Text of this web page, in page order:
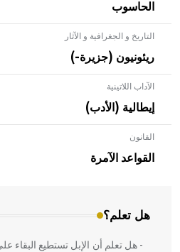
الحاسوب
التاريخ و الجغرافية و الآثار
ريئونيون (جزيرة-)
الآداب اللاتينية
إيطالية (الأدب)
القانون
القواعد الآمرة
هل تعلم؟
- هل تعلم أن الأبلق نوع من
بالعمارة الإسلامية في بلاد
المعمار على بناء مداميكه وخاصة
- هل تعلم أن الإبل تستطيع البقاء